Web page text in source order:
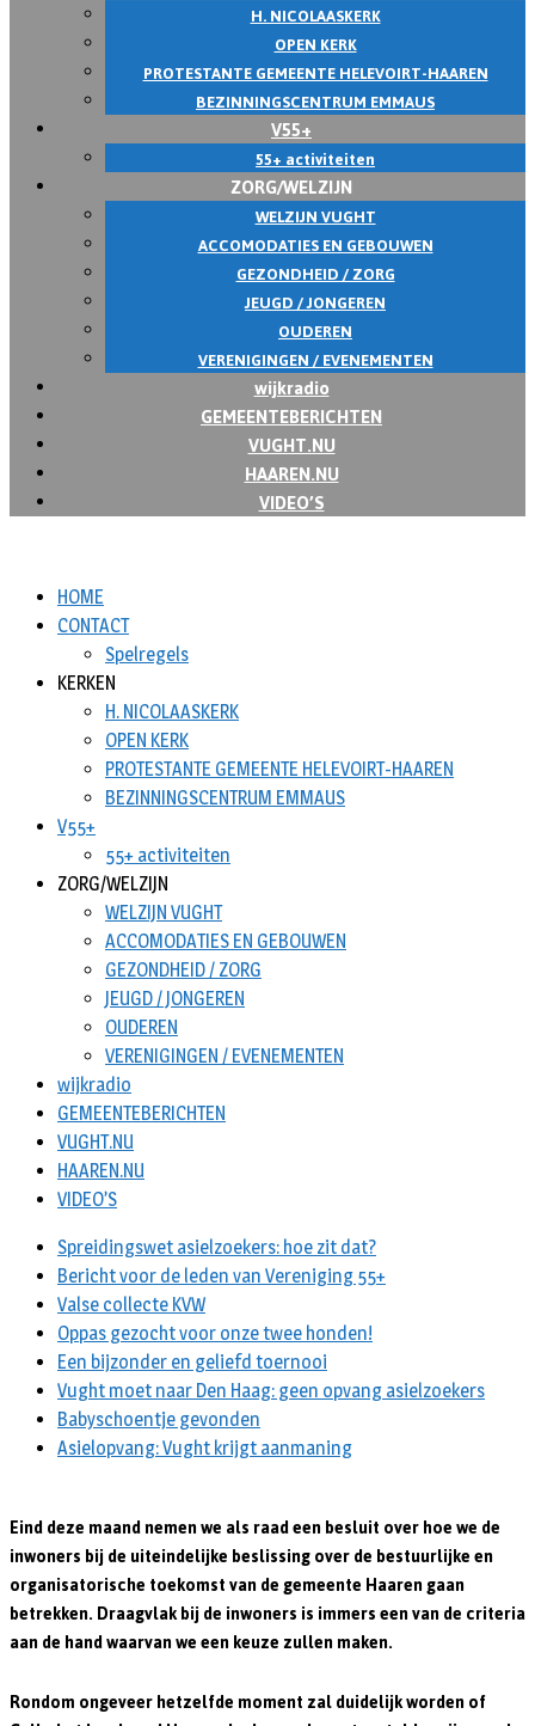
H. NICOLAASKERK
OPEN KERK
PROTESTANTE GEMEENTE HELEVOIRT-HAAREN
BEZINNINGSCENTRUM EMMAUS
V55+
55+ activiteiten
ZORG/WELZIJN
WELZIJN VUGHT
ACCOMODATIES EN GEBOUWEN
GEZONDHEID / ZORG
JEUGD / JONGEREN
OUDEREN
VERENIGINGEN / EVENEMENTEN
wijkradio
GEMEENTEBERICHTEN
VUGHT.NU
HAAREN.NU
VIDEO’S
HOME
CONTACT
Spelregels
KERKEN
H. NICOLAASKERK
OPEN KERK
PROTESTANTE GEMEENTE HELEVOIRT-HAAREN
BEZINNINGSCENTRUM EMMAUS
V55+
55+ activiteiten
ZORG/WELZIJN
WELZIJN VUGHT
ACCOMODATIES EN GEBOUWEN
GEZONDHEID / ZORG
JEUGD / JONGEREN
OUDEREN
VERENIGINGEN / EVENEMENTEN
wijkradio
GEMEENTEBERICHTEN
VUGHT.NU
HAAREN.NU
VIDEO’S
Spreidingswet asielzoekers: hoe zit dat?
Bericht voor de leden van Vereniging 55+
Valse collecte KVW
Oppas gezocht voor onze twee honden!
Een bijzonder en geliefd toernooi
Vught moet naar Den Haag: geen opvang asielzoekers
Babyschoentje gevonden
Asielopvang: Vught krijgt aanmaning
Eind deze maand nemen we als raad een besluit over hoe we de
inwoners bij de uiteindelijke beslissing over de bestuurlijke en
organisatorische toekomst van de gemeente Haaren gaan
betrekken. Draagvlak bij de inwoners is immers een van de criteria
aan de hand waarvan we een keuze zullen maken.
Rondom ongeveer hetzelfde moment zal duidelijk worden of